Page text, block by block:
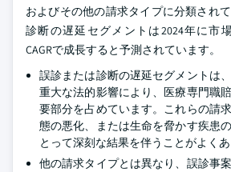
およびその他の請求タイプに分類され
診断の遅延セグメントは2024年に市
CAGRで成長すると予測されています。
誤診または診断の遅延セグメントは
重大な法的影響により、医療専門職
要部分を占めています。これらの請
態の悪化、または生命を脅かす疾患
とって深刻な結果を伴うことがよくあ
他の請求タイプとは異なり、誤診事